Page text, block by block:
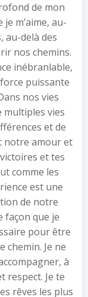
de mon
je m’aime, au-
au-delà des
nos chemins.
inébranlable,
puissante
nos vies
multiples vies
et de
notre amour et
et tes
comme les
est une
de notre
façon que je
pour être
Je ne
à
respect. Je te
rêves les plus